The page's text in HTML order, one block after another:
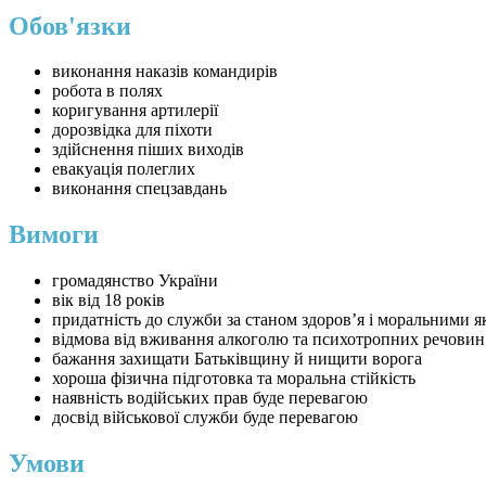
Обов'язки
виконання наказів командирів
робота в полях
коригування артилерії
дорозвідка для піхоти
здійснення піших виходів
евакуація полеглих
виконання спецзавдань
Вимоги
громадянство України
вік від 18 років
придатність до служби за станом здоров’я і моральними
відмова від вживання алкоголю та психотропних речовин
бажання захищати Батьківщину й нищити ворога
хороша фізична підготовка та моральна стійкість
наявність водійських прав буде перевагою
досвід військової служби буде перевагою
Умови